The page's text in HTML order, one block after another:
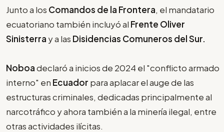
Junto a los Comandos de la Frontera, el mandatario
ecuatoriano también incluyó al Frente Oliver
Sinisterra y a las Disidencias Comuneros del Sur.
Noboadeclaró a inicios de 2024 el "conflicto armado
interno" en Ecuador para aplacar el auge de las
estructuras criminales, dedicadas principalmente al
narcotráfico y ahora también a la minería ilegal, entre
otras actividades ilícitas.